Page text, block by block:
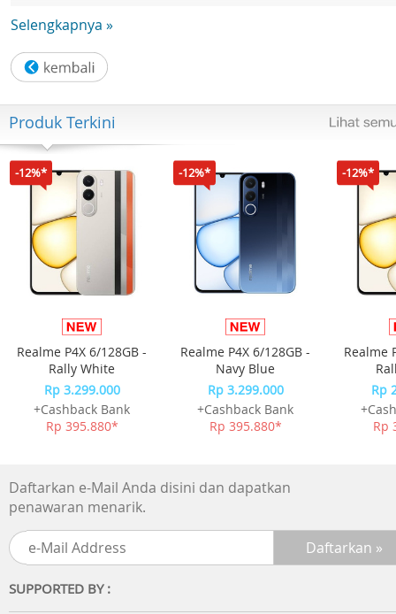
-Tipe Kabel: HDMI Male ke Male
- Resolusi Maksimal: 4K (3840 x 2160 piksel)
- Material Pembungkus: Katun Braided (Tali Katun) untuk
ketahanan dan gaya
- Material Konektor: Konektor HDMI berlapis emas untuk
transmisi sinyal yang optimal
- Versi HDMI: HDMI 2.0 (mendukung bandwidth hingga 18
- Fitur Video: Mendukung HDR (High Dynamic Range)
kualitas gambar yang lebih baik
- Fitur Audio: Mendukung audio high-definition, termasuk
Dolby TrueHD dan DTS-HD Master Audio
Kompatibilitas:
- Perangkat yang Kompatibel: TV 4K, monitor 4K,
konsol game, pemutar Blu-ray, laptop, dan perangkat
multimedia lain dengan port HDMI
- Cocok untuk: Sistem home theater, instalasi video,
presentasi bisnis, dan aplikasi multimedia profesional
Others
Selengkapnya »
Produk Terkini
-12%*
Realme P4X 6/128GB -
Rally White
Rp 3.299.000
+Cashback Bank
Rp 395.880*
-12%*
Realme P4X 6/128GB -
Navy Blue
Rp 3.299.000
+Cashback Bank
Rp 395.880*
-12%*
Realme
Rp
Rp
Daftarkan e-Mail Anda disini dan dapatkan
penawaran menarik.
SUPPORTED BY :